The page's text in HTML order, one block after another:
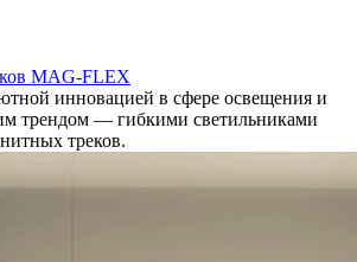
MAG-FLEX
инновацией в сфере освещения и
трендом — гибкими светильниками
треков.